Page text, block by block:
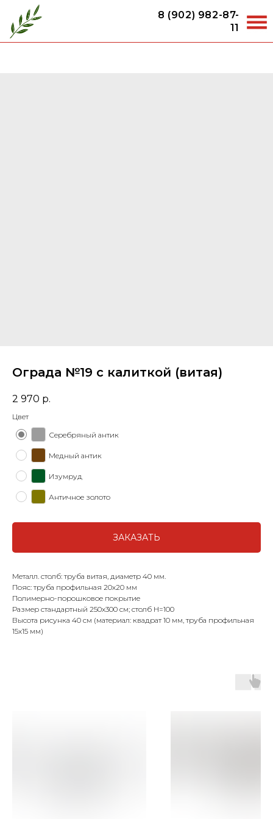
8 (902) 982-87-
11
Ограда №19 с калиткой (витая)
2 970 р.
Цвет
Серебряный антик
Медный антик
Изумруд
Античное золото
ЗАКАЗАТЬ
Металл. столб: труба витая, диаметр 40 мм.
Пояс: труба профильная 20х20 мм
Полимерно-порошковое покрытие
Размер стандартный 250х300 см; столб Н=100
Высота рисунка 40 см (материал: квадрат 10 мм, труба профильная
15х15 мм)